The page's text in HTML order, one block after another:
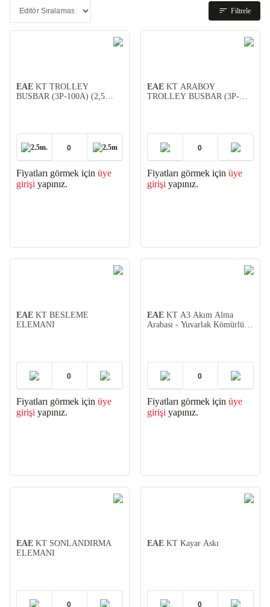
Filtrele
EAE KT TROLLEY
BUSBAR (3P-100A) (2,5
2.5m
2.5m.
Fiyatları görmek için üye
girişi yapınız.
EAE KT ARABOY
TROLLEY BUSBAR (3P-
Fiyatları görmek için üye
girişi yapınız.
EAE KT BESLEME
ELEMANI
Fiyatları görmek için üye
girişi yapınız.
EAE KT A3 Akım Alma
Arabası - Yuvarlak Kömürlü
Fiyatları görmek için üye
girişi yapınız.
EAE KT SONLANDIRMA
ELEMANI
EAE KT Kayar Askı